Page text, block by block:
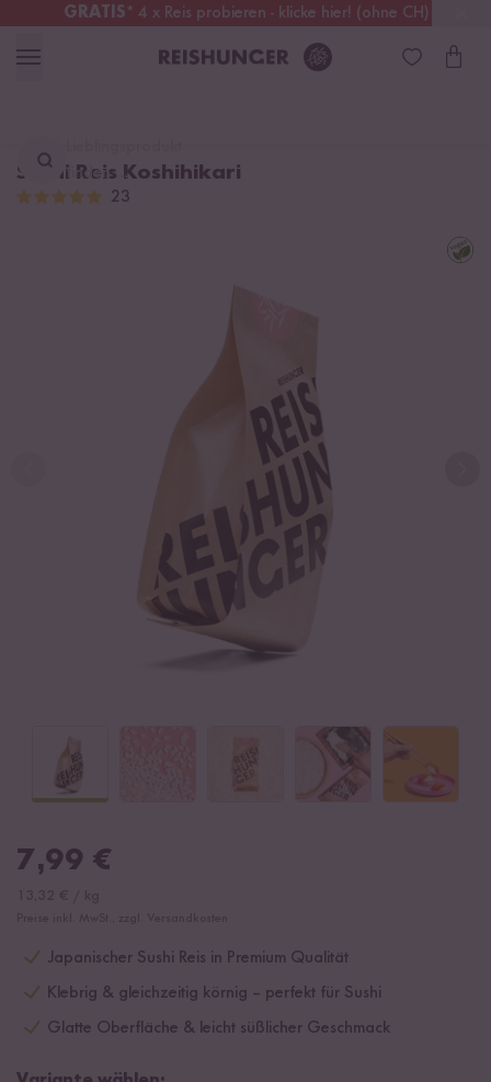
GRATIS* 4 x Reis probieren - klicke hier! (ohne CH)
Österreich Kostenloser Versand
finden ...
Sushi Reis Koshihikari
23
7,99 €
Japanischer Sushi Reis in Premium Qualität
Klebrig & gleichzeitig körnig – perfekt für Sushi
Glatte Oberfläche & leicht süßlicher Geschmack